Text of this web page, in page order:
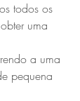
todos os
uma
a uma
pequena